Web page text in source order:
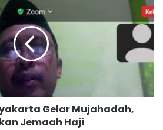
Gelar Mujahadah,
Jemaah Haji